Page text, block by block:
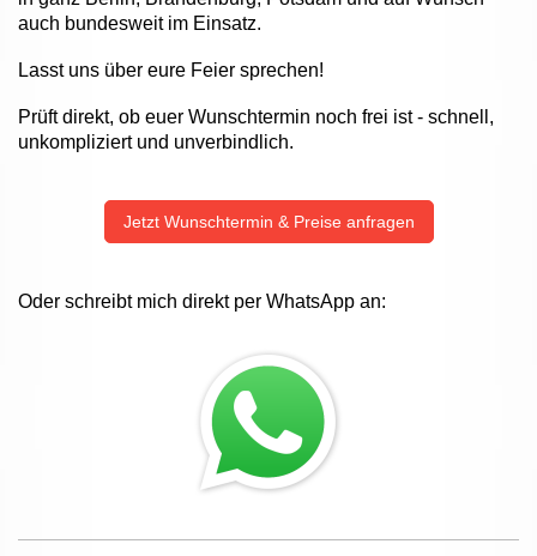
auch bundesweit im Einsatz.
Lasst uns über eure Feier sprechen!
Prüft direkt, ob euer Wunschtermin noch frei ist - schnell,
unkompliziert und unverbindlich.
Jetzt Wunschtermin & Preise anfragen
Oder schreibt mich direkt per WhatsApp an: